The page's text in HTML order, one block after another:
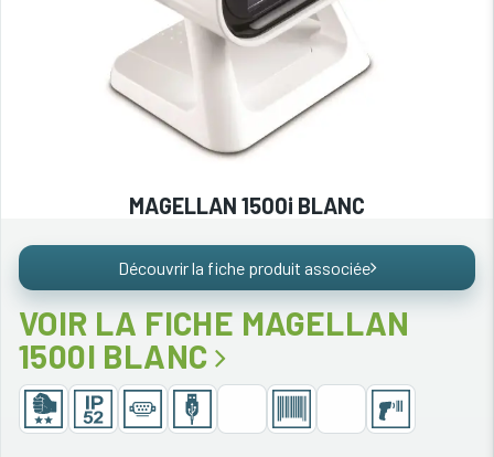
MAGELLAN 1500i BLANC
Découvrir la fiche produit associée
VOIR LA FICHE MAGELLAN
1500I BLANC